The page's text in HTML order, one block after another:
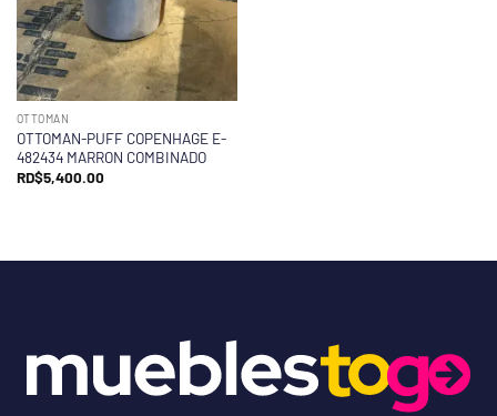
OTTOMAN
OTTOMAN-PUFF COPENHAGE E-
482434 MARRON COMBINADO
RD$5,400.00